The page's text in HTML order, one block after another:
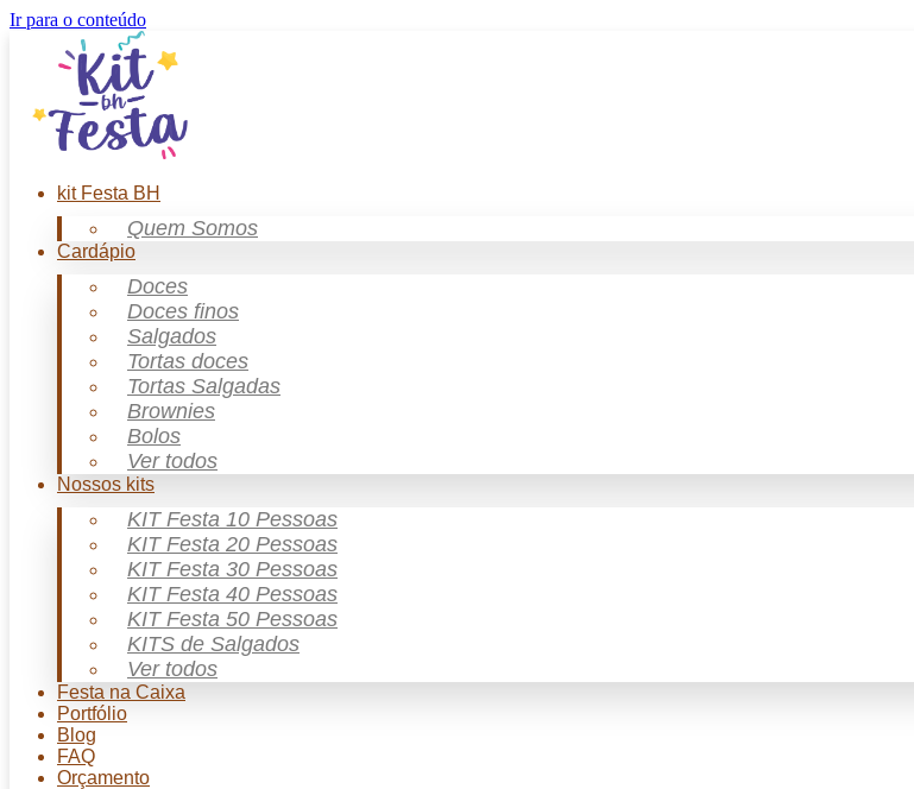
Ir para o conteúdo
kit Festa BH
Quem Somos
Cardápio
Doces
Doces finos
Salgados
Tortas doces
Tortas Salgadas
Brownies
Bolos
Ver todos
Nossos kits
KIT Festa 10 Pessoas
KIT Festa 20 Pessoas
KIT Festa 30 Pessoas
KIT Festa 40 Pessoas
KIT Festa 50 Pessoas
KITS de Salgados
Ver todos
Festa na Caixa
Portfólio
Blog
FAQ
Orçamento